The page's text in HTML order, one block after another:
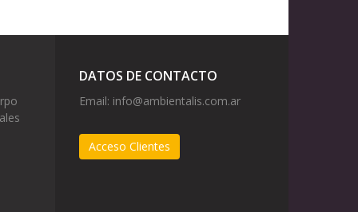
DATOS DE CONTACTO
Email: info@ambientalis.com.ar
Acceso Clientes